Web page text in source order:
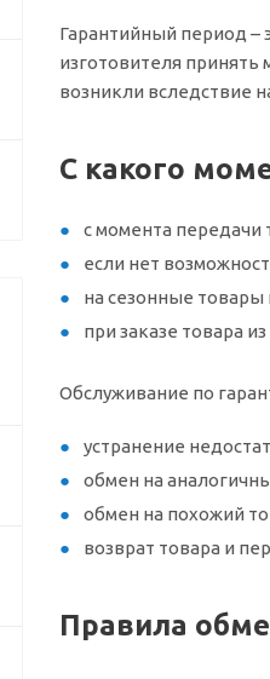
Гарантийный период –
изготовителя
возникли вследствие
С какого
с момента передачи
если нет
на сезонные товары
при заказе товара
Обслуживание по
устранение
обмен на
обмен на похожий
возврат товара и
Правила